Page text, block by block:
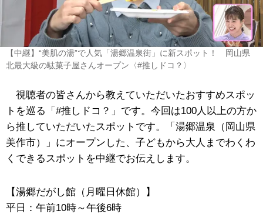
【中継】“美肌の湯”で人気「湯郷温泉街」に新スポット！ 岡山県
北最大級の駄菓子屋さんオープン〈#推しドコ？〉
視聴者の皆さんから教えていただいたおすすめスポッ
トを巡る「#推しドコ？」です。今回は100人以上の方か
ら推していただいたスポットです。「湯郷温泉（岡山県
美作市）」にオープンした、子どもから大人までわくわ
くできるスポットを中継でお伝えします。
【湯郷だがし館（月曜日休館）】
平日：午前10時～午後6時